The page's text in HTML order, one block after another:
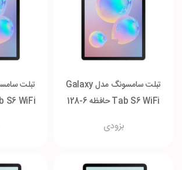
تبلت سامسونگ مدل Galaxy
Tab S6 WiFi حافظه 6-128
بزودی